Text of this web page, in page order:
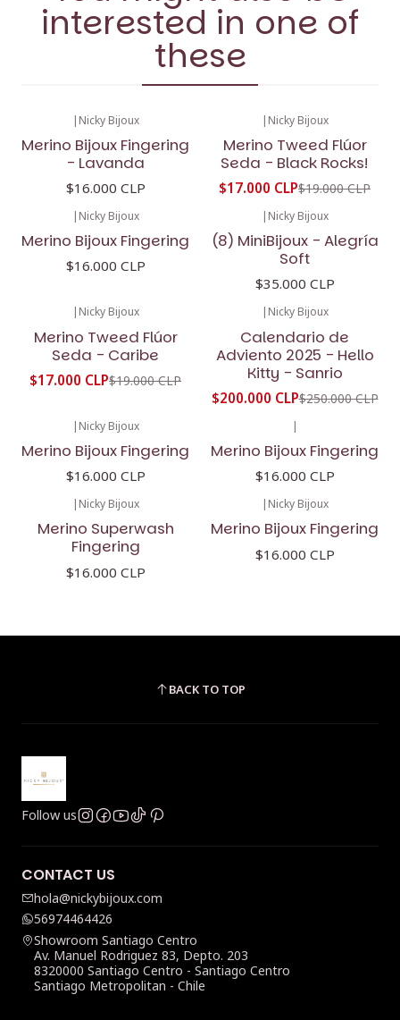
interested in one of
these
| Nicky Bijoux
Merino Bijoux Fingering
- Lavanda
$16.000 CLP
| Nicky Bijoux
Merino Tweed Flúor
Seda - Black Rocks!
$17.000 CLP$19.000 CLP
| Nicky Bijoux
Merino Bijoux Fingering
$16.000 CLP
| Nicky Bijoux
(8) MiniBijoux - Alegría
Soft
$35.000 CLP
| Nicky Bijoux
Merino Tweed Flúor
Seda - Caribe
$17.000 CLP$19.000 CLP
| Nicky Bijoux
Calendario de
Adviento 2025 - Hello
Kitty - Sanrio
$200.000 CLP$250.000 CLP
| Nicky Bijoux
Merino Bijoux Fingering
$16.000 CLP
|
Merino Bijoux Fingering
$16.000 CLP
| Nicky Bijoux
Merino Superwash
Fingering
$16.000 CLP
| Nicky Bijoux
Merino Bijoux Fingering
$16.000 CLP
BACK TO TOP
Follow us
CONTACT US
hola@nickybijoux.com
56974464426
Showroom Santiago Centro
Av. Manuel Rodriguez 83, Depto. 203
8320000 Santiago Centro - Santiago Centro
Santiago Metropolitan - Chile